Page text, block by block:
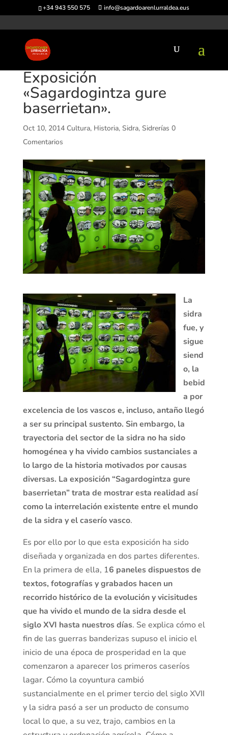
+34 943 550 575 info@sagardoarenlurraldea.eus
Exposición
«Sagardogintza gure
baserrietan».
Oct 10, 2014 Cultura, Historia, Sidra, Sidrerías 0
Comentarios
La
sidra
fue, y
sigue
siend
o, la
bebid
a por
excelencia de los vascos e, incluso, antaño llegó
a ser su principal sustento. Sin embargo, la
trayectoria del sector de la sidra no ha sido
homogénea y ha vivido cambios sustanciales a
lo largo de la historia motivados por causas
diversas. La exposición “Sagardogintza gure
baserrietan” trata de mostrar esta realidad así
como la interrelación existente entre el mundo
de la sidra y el caserío vasco.
Es por ello por lo que esta exposición ha sido
diseñada y organizada en dos partes diferentes.
En la primera de ella, 16 paneles dispuestos de
textos, fotografías y grabados hacen un
recorrido histórico de la evolución y vicisitudes
que ha vivido el mundo de la sidra desde el
siglo XVI hasta nuestros días. Se explica cómo el
fin de las guerras banderizas supuso el inicio el
inicio de una época de prosperidad en la que
comenzaron a aparecer los primeros caseríos
lagar. Cómo la coyuntura cambió
sustancialmente en el primer tercio del siglo XVII
y la sidra pasó a ser un producto de consumo
local lo que, a su vez, trajo, cambios en la